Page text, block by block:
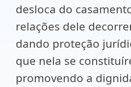
desloca do
relações dele
dando proteção
que nela se
promovendo a